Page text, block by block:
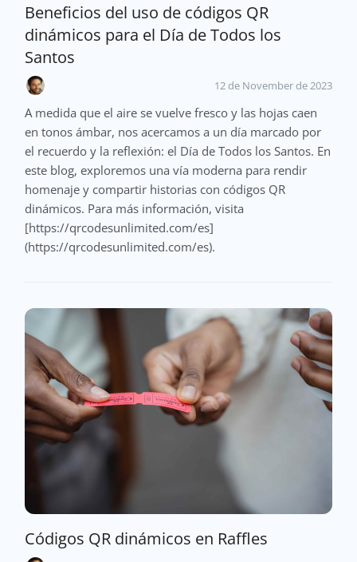
Beneficios del uso de códigos QR
dinámicos para el Día de Todos los
Santos
12 de November de 2023
A medida que el aire se vuelve fresco y las hojas caen
en tonos ámbar, nos acercamos a un día marcado por
el recuerdo y la reflexión: el Día de Todos los Santos. En
este blog, exploremos una vía moderna para rendir
homenaje y compartir historias con códigos QR
dinámicos. Para más información, visita
[https://qrcodesunlimited.com/es]
(https://qrcodesunlimited.com/es).
Códigos QR dinámicos en Raffles